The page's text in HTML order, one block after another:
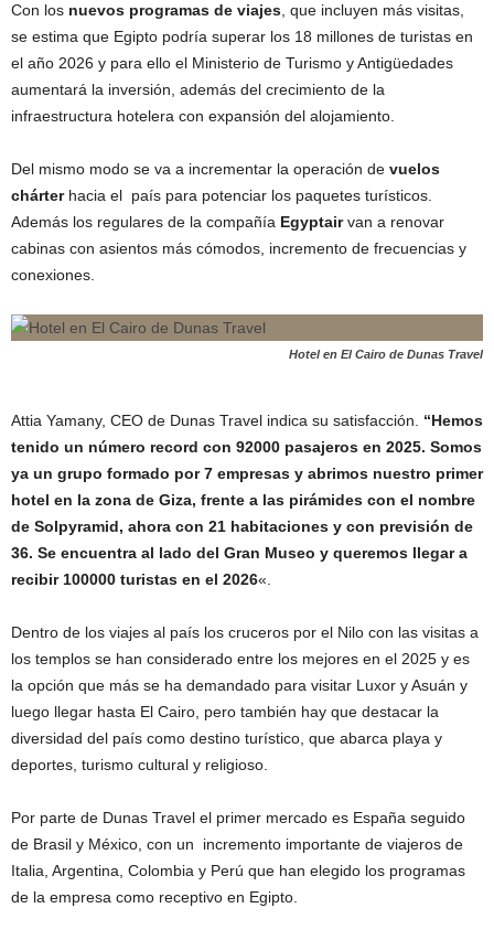
Con los nuevos programas de viajes , que incluyen más visitas,
se estima que Egipto podría superar los 18 millones de turistas en
el año 2026 y para ello el Ministerio de Turismo y Antigüedades
aumentará la inversión, además del crecimiento de la
infraestructura hotelera con expansión del alojamiento.
Del mismo modo se va a incrementar la operación de vuelos
chárter hacia el país para potenciar los paquetes turísticos.
Además los regulares de la compañía Egyptairvan a renovar
cabinas con asientos más cómodos, incremento de frecuencias y
conexiones.
Hotel en El Cairo de Dunas Travel
Attia Yamany, CEO de Dunas Travel indica su satisfacción.
“Hemos
tenido un número record con 92000 pasajeros en 2025. Somos
ya un grupo formado por 7 empresas y abrimos nuestro primer
hotel en la zona de Giza, frente a las pirámides con el nombre
de Solpyramid, ahora con 21 habitaciones y con previsión de
36. Se encuentra al lado del Gran Museo y queremos llegar a
recibir 100000 turistas en el 2026«.
Dentro de los viajes al país los cruceros por el Nilo con las visitas a
los templos se han considerado entre los mejores en el 2025 y es
la opción que más se ha demandado para visitar Luxor y Asuán y
luego llegar hasta El Cairo, pero también hay que destacar la
diversidad del país como destino turístico, que abarca playa y
deportes, turismo cultural y religioso.
Por parte de Dunas Travel el primer mercado es España seguido
de Brasil y México, con un incremento importante de viajeros de
Italia, Argentina, Colombia y Perú que han elegido los programas
de la empresa como receptivo en Egipto.